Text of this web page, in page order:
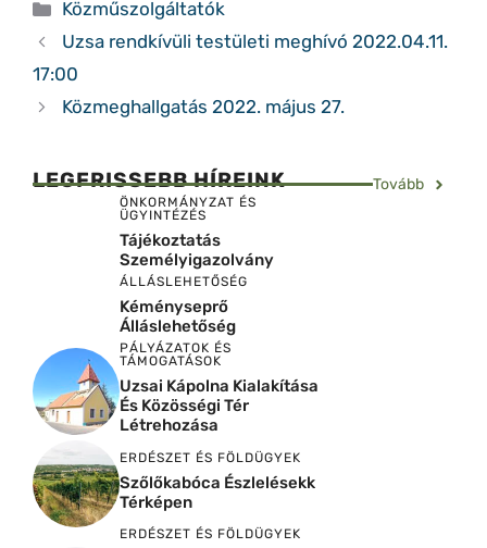
Kategória
Közműszolgáltatók
Uzsa rendkívüli testületi meghívó 2022.04.11.
17:00
Közmeghallgatás 2022. május 27.
LEGFRISSEBB HÍREINK Tovább
ÖNKORMÁNYZAT ÉS
ÜGYINTÉZÉS
Tájékoztatás
Személyigazolvány
ÁLLÁSLEHETŐSÉG
Kéményseprő
Álláslehetőség
PÁLYÁZATOK ÉS
TÁMOGATÁSOK
Uzsai Kápolna Kialakítása
És Közösségi Tér
Létrehozása
ERDÉSZET ÉS FÖLDÜGYEK
Szőlőkabóca Észlelésekk
Térképen
ERDÉSZET ÉS FÖLDÜGYEK